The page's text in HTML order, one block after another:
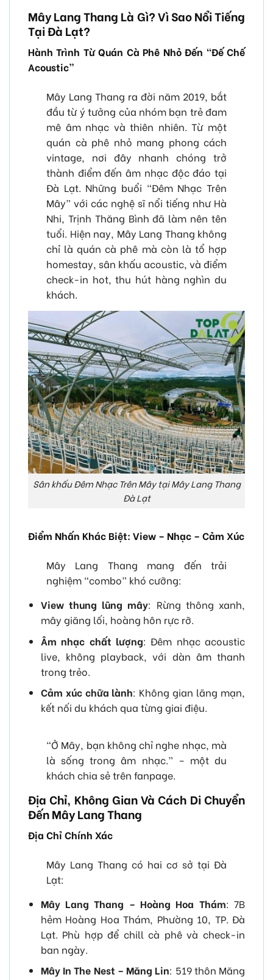
Mây Lang Thang Là Gì? Vì Sao Nổi Tiếng
Tại Đà Lạt?
Hành Trình Từ Quán Cà Phê Nhỏ Đến “Đế Chế
Acoustic”
Mây Lang Thang ra đời năm 2019, bắt
đầu từ ý tưởng của nhóm bạn trẻ đam
mê âm nhạc và thiên nhiên. Từ một
quán cà phê nhỏ mang phong cách
vintage, nơi đây nhanh chóng trở
thành điểm đến âm nhạc độc đáo tại
Đà Lạt. Những buổi “Đêm Nhạc Trên
Mây” với các nghệ sĩ nổi tiếng như Hà
Nhi, Trịnh Thăng Bình đã làm nên tên
tuổi. Hiện nay, Mây Lang Thang không
chỉ là quán cà phê mà còn là tổ hợp
homestay, sân khấu acoustic, và điểm
check-in hot, thu hút hàng nghìn du
khách.
Sân khấu Đêm Nhạc Trên Mây tại Mây Lang Thang
Đà Lạt
Điểm Nhấn Khác Biệt: View – Nhạc – Cảm Xúc
Mây Lang Thang mang đến trải
nghiệm “combo” khó cưỡng:
View thung lũng mây: Rừng thông xanh,
mây giăng lối, hoàng hôn rực rỡ.
Âm nhạc chất lượng: Đêm nhạc acoustic
live, không playback, với dàn âm thanh
trong trẻo.
Cảm xúc chữa lành: Không gian lãng mạn,
kết nối du khách qua từng giai điệu.
“Ở Mây, bạn không chỉ nghe nhạc, mà
là sống trong âm nhạc.” – một du
khách chia sẻ trên fanpage.
Địa Chỉ, Không Gian Và Cách Di Chuyển
Đến Mây Lang Thang
Địa Chỉ Chính Xác
Mây Lang Thang có hai cơ sở tại Đà
Lạt:
Mây Lang Thang – Hoàng Hoa Thám: 7B
hẻm Hoàng Hoa Thám, Phường 10, TP. Đà
Lạt. Phù hợp để chill cà phê và check-in
ban ngày.
Mây In The Nest – Măng Lin: 519 thôn Măng